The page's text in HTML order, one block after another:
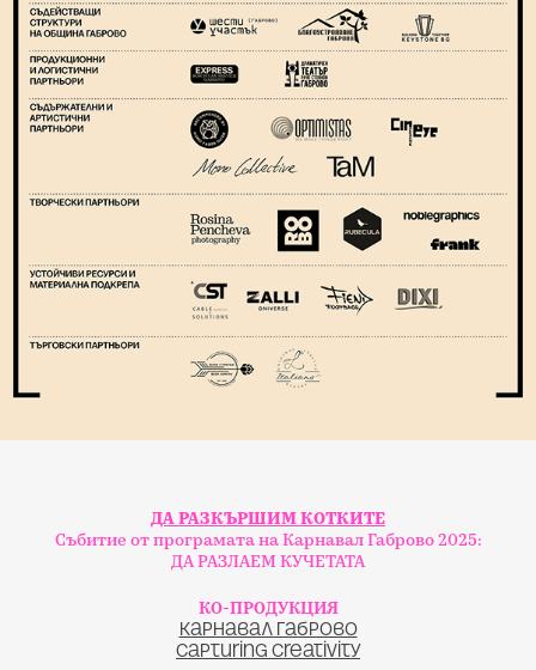
ДА РАЗКЪРШИМ КОТКИТЕ
Събитие от програмата на Карнавал Габрово 2025:
ДА РАЗЛАЕМ КУЧЕТАТА
КО-ПРОДУКЦИЯ
Карнавал Габрово
Capturing Creativity